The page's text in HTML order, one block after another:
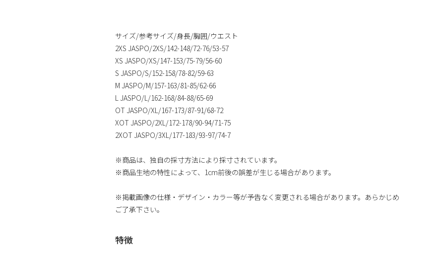
サイズ/参考サイズ/身長/胸囲/ウエスト
2XS JASPO/2XS/142-148/72-76/53-57
XS JASPO/XS/147-153/75-79/56-60
S JASPO/S/152-158/78-82/59-63
M JASPO/M/157-163/81-85/62-66
L JASPO/L/162-168/84-88/65-69
OT JASPO/XL/167-173/87-91/68-72
XOT JASPO/2XL/172-178/90-94/71-75
2XOT JASPO/3XL/177-183/93-97/74-7
※商品は、独自の採寸方法により採寸されています。
※商品生地の特性によって、1cm前後の誤差が生じる場合があります。
※掲載画像の仕様・デザイン・カラー等が予告なく変更される場合があります。あらかじめ
ご了承下さい。
特徴